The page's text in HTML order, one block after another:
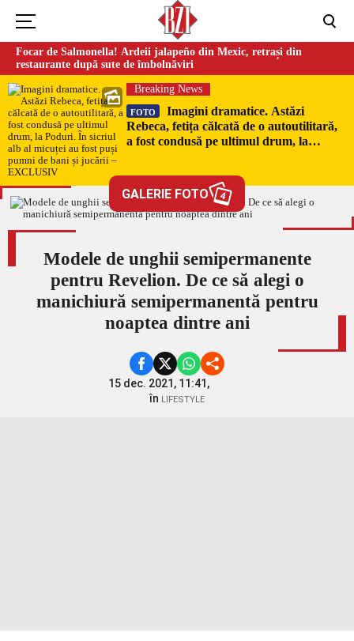
Focar de Salmonella! Ardeii jalapeño din Mexic, retrași din
restaurante după sute de îmbolnăviri
Breaking News
FOTO
Imagini dramatice. Astăzi
Rebeca, fetița călcată de o autoutilitară,
a fost condusă pe ultimul drum, la
EXCLUSIV
GALERIE FOTO 4
Modele de unghii semipermanente
pentru Revelion. De ce să alegi o
manichiură semipermanentă pentru
noaptea dintre ani
15 dec. 2021, 11:41,
în LIFESTYLE